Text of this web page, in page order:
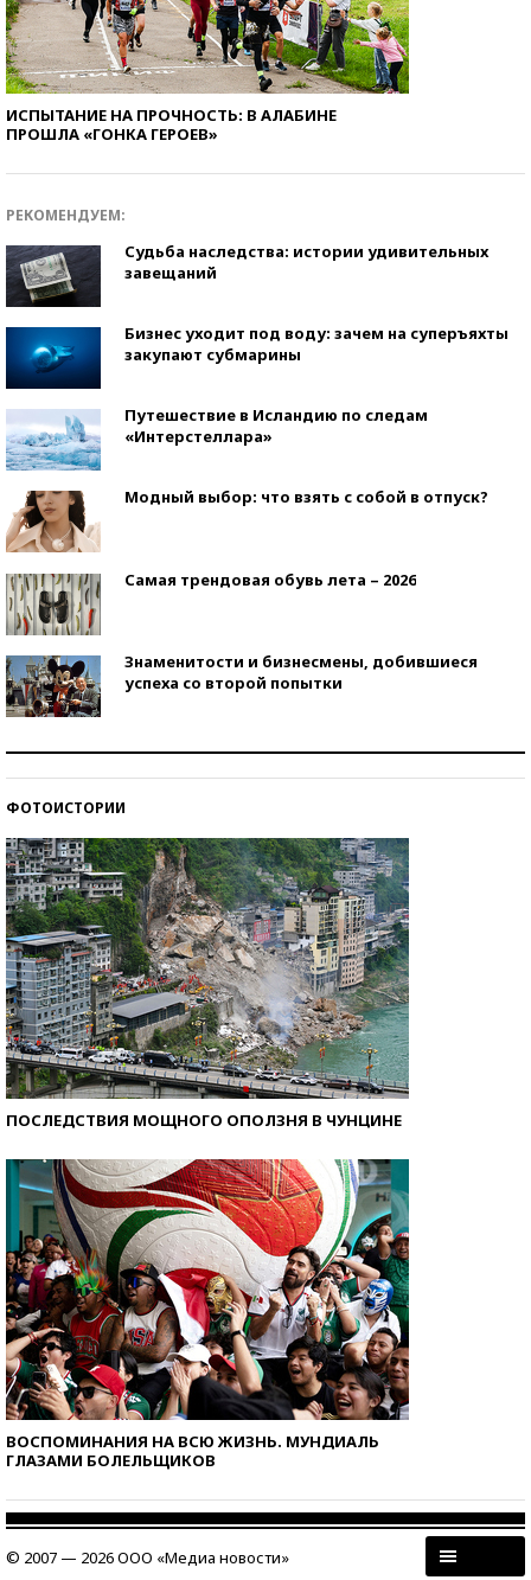
ИСПЫТАНИЕ НА ПРОЧНОСТЬ: В АЛАБИНЕ
ПРОШЛА «ГОНКА ГЕРОЕВ»
РЕКОМЕНДУЕМ:
Судьба наследства: истории удивительных
завещаний
Бизнес уходит под воду: зачем на суперъяхты
закупают субмарины
Путешествие в Исландию по следам
«Интерстеллара»
Модный выбор: что взять с собой в отпуск?
Самая трендовая обувь лета – 2026
Знаменитости и бизнесмены, добившиеся
успеха со второй попытки
ФОТОИСТОРИИ
ПОСЛЕДСТВИЯ МОЩНОГО ОПОЛЗНЯ В ЧУНЦИНЕ
ВОСПОМИНАНИЯ НА ВСЮ ЖИЗНЬ. МУНДИАЛЬ
ГЛАЗАМИ БОЛЕЛЬЩИКОВ
© 2007 — 2026 ООО «Медиа новости»